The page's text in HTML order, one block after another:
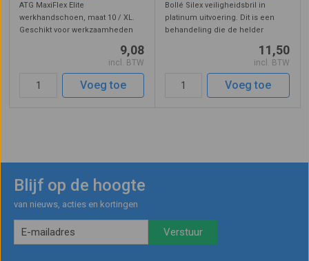
ATG MaxiFlex Elite
werkhandschoen, maat 10 / XL.
Geschikt voor werkzaamheden
handvaardigheid vereisen. Biedt
mechanische gevaren conform
test EN388:2016, resultaat 4121A ...
9,08
incl. BTW
Voeg toe
Bollé Silex veiligheidsbril in
platinum uitvoering. Dit is een
behandeling die de helder
beschermt tegen beslaan en
krassen. De anti-slip uitgevoerde
poten dragen zeer comfortabel
11,50
incl. BTW
Voeg toe
Blijf op de hoogte
van nieuws, acties en kortingen